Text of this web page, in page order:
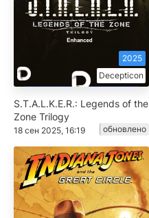
Decepticon
2025
S.T.A.L.K.E.R.: Legends of the
Zone Trilogy
18 сен 2025, 16:19 обновлено